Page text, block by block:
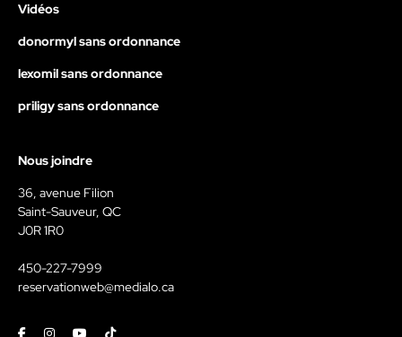
Vidéos
donormyl sans ordonnance
lexomil sans ordonnance
priligy sans ordonnance
Nous joindre
36, avenue Filion
Saint-Sauveur, QC
J0R 1R0
450-227-7999
reservationweb@medialo.ca
FacebookInstagramYoutubeTiktok